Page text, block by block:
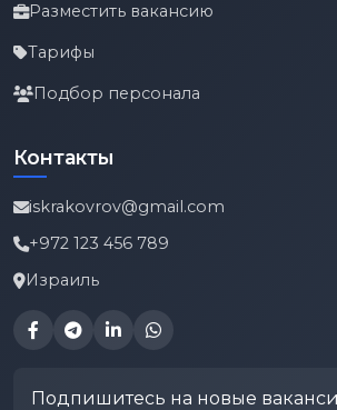
Разместить вакансию
Тарифы
Подбор персонала
Контакты
iskrakovrov@gmail.com
+972 123 456 789
Израиль
Подпишитесь на новые